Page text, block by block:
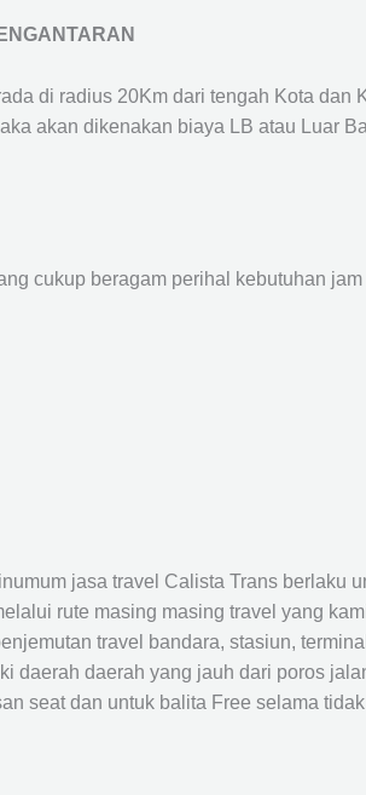
di radius 20Km dari tengah Kota
akan dikenakan biaya LB atau Luar
cukup beragam perihal kebutuhan
jasa travel Calista Trans berlaku
rute masing masing travel yang
travel bandara, stasiun,
daerah daerah yang jauh dari poros
seat dan untuk balita Free selama